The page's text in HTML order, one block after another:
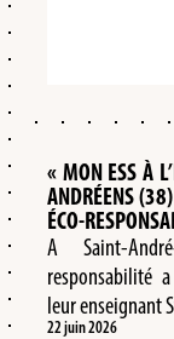
« MON ESS À
ANDRÉENS
ÉCO-
A Saint-
responsabilité
leur enseignant
22 juin 2026